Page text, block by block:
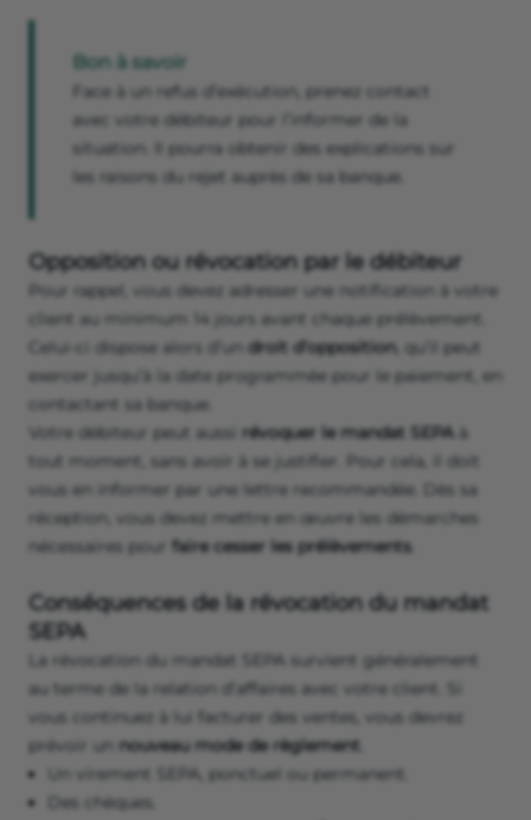
Bon à savoir
Face à un refus d’exécution, prenez contact
avec votre débiteur pour l’informer de la
situation. Il pourra obtenir des explications sur
les raisons du rejet auprès de sa banque.
Opposition ou révocation par le débiteur
Pour rappel, vous devez adresser une notification à votre
client au minimum 14 jours avant chaque prélèvement.
Celui-ci dispose alors d’un droit d’opposition, qu’il peut
exercer jusqu’à la date programmée pour le paiement, en
contactant sa banque.
Votre débiteur peut aussi révoquer le mandat SEPA à
tout moment, sans avoir à se justifier. Pour cela, il doit
vous en informer par une lettre recommandée. Dès sa
réception, vous devez mettre en œuvre les démarches
nécessaires pour faire cesser les prélèvements.
Conséquences de la révocation du mandat
SEPA
La révocation du mandat SEPA survient généralement
au terme de la relation d’affaires avec votre client. Si
vous continuez à lui facturer des ventes, vous devrez
prévoir un nouveau mode de règlement
Un virement SEPA, ponctuel ou permanent.
Des chèques.